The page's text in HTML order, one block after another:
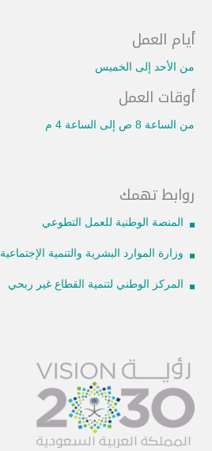
أيام العمل
من الأحد إلى الخميس
أوقات العمل
من الساعة 8 ص إلى الساعة 4 م
روابط تهمك
المنصة الوطنية للعمل التطوعي
وزارة الموارد البشرية والتنمية الإجتماعية
المركز الوطني لتنمية القطاع غير ربحي